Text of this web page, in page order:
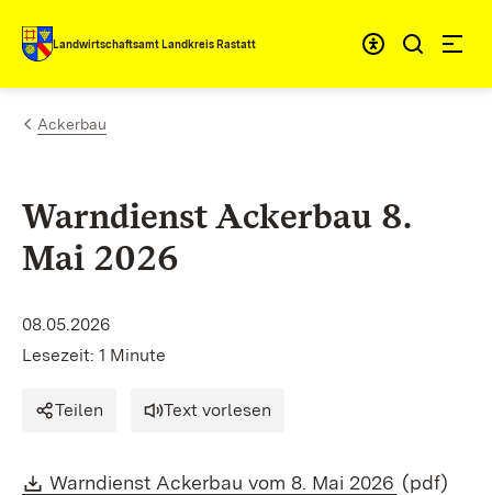
Zum Inhalt springen
Landwirtschaftsamt Landkreis Rastatt
Ackerbau
Warndienst Ackerbau 8.
Mai 2026
08.05.2026
Lesezeit: 1 Minute
Teilen Text vorlesen
Download:
Warndienst Ackerbau vom 8. Mai 2026 (Öffnet in
(pdf)